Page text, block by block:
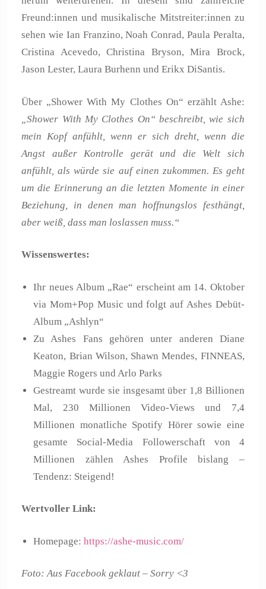
Freund:innen und musikalische Mitstreiter:innen zu
sehen wie Ian Franzino, Noah Conrad, Paula Peralta,
Cristina Acevedo, Christina Bryson, Mira Brock,
Jason Lester, Laura Burhenn und Erikx DiSantis.
Über „Shower With My Clothes On“ erzählt Ashe:
„Shower With My Clothes On“ beschreibt, wie sich
mein Kopf anfühlt, wenn er sich dreht, wenn die
Angst außer Kontrolle gerät und die Welt sich
anfühlt, als würde sie auf einen zukommen. Es geht
um die Erinnerung an die letzten Momente in einer
Beziehung, in denen man hoffnungslos festhängt,
aber weiß, dass man loslassen muss.“
Wissenswertes:
Ihr neues Album „Rae“ erscheint am 14. Oktober
via Mom+Pop Music und folgt auf Ashes Debüt-
Album „Ashlyn“
Zu Ashes Fans gehören unter anderen Diane
Keaton, Brian Wilson, Shawn Mendes, FINNEAS,
Maggie Rogers und Arlo Parks
Gestreamt wurde sie insgesamt über 1,8 Billionen
Mal, 230 Millionen Video-Views und 7,4
Millionen monatliche Spotify Hörer sowie eine
gesamte Social-Media Followerschaft von 4
Millionen zählen Ashes Profile bislang –
Tendenz: Steigend!
Wertvoller Link:
Homepage:https://ashe-music.com/
Foto: Aus Facebook geklaut – Sorry <3